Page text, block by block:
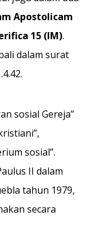
Apostolicam
15 (IM).
dalam surat
sosial Gereja”
sosial”.
II dalam
tahun 1979,
secara